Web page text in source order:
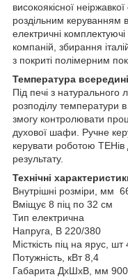
високоякісної
роздільним керуванням
електричні
компаній, збирання
з покриті полімерним
Температура
Під печі з натурального
розподілу температури
змогу контролювати
духової шафи. Ручне
керувати роботою
результату.
Технічні
Внутрішні розміри, мм
Вміщує 8 піц по 32 см
Тип електрична
Напруга, В 220/380
Місткість піц на ярус, шт
Потужність, кВт 8,4
Габарита ДхШхВ, мм